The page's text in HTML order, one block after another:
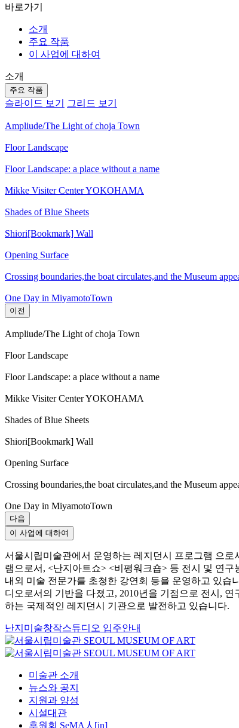
바로가기
소개
주요 작품
이 사업에 대하여
소개
주요 작품
슬라이드 보기 그리드 보기
Ampliude/The Light of choja Town
Floor Landscape
Floor Landscape: a place without a name
Mikke Visiter Center YOKOHAMA
Shades of Blue Sheets
Shiori[Bookmark] Wall
Opening Surface
Crossing boundaries,the boat circulates,and the Museum
One Day in MiyamotoTown
이전
Ampliude/The Light of choja Town
Floor Landscape
Floor Landscape: a place without a name
Mikke Visiter Center YOKOHAMA
Shades of Blue Sheets
Shiori[Bookmark] Wall
Opening Surface
Crossing boundaries,the boat circulates,and the Museum
One Day in MiyamotoTown
다음
이 사업에 대하여
서울시립미술관에서 운영하는 레지던시 프로그램 으
램으로서, <난지아트쇼> <비평워크숍> 등 전시 및 연
내외 미술 전문가를 초청한 강연회 등을 운영하고 있습
디오로서의 기반을 다졌고, 2010년을 기점으로 전시,
하는 국제적인 레지던시 기관으로 발전하고 있습니다.
난지미술창작스튜디오 입주안내
미술관 소개
뉴스와 공지
지원과 양성
시설대관
후원회 SeMA人[in]